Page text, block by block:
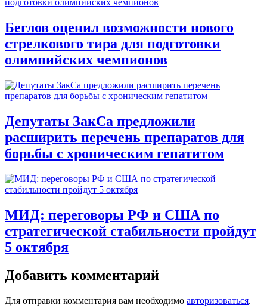
Беглов оценил возможности нового
стрелкового тира для подготовки
олимпийских чемпионов
Депутаты ЗакСа предложили
расширить перечень препаратов для
борьбы с хроническим гепатитом
МИД: переговоры РФ и США по
стратегической стабильности пройдут
5 октября
Добавить комментарий
Для отправки комментария вам необходимо авторизоваться.